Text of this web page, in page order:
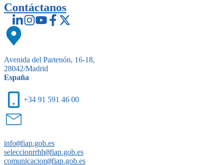
Contáctanos
Avenida del Partenón, 16-18,
28042/Madrid
España
+34 91 591 46 00
info@fiap.gob.es
seleccionrrhh@fiap.gob.es
comunicacion@fiap.gob.es